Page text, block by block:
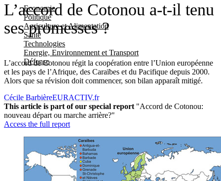
Economie
Politique
Agriculture et Alimentation
Santé
Technologies
Energie, Environnement et Transport
Défense
L’accord de Cotonou a-t-il tenu
ses promesses ?
L’accord de Cotonou régit la coopération entre l’Union européenne
et les pays de l’Afrique, des Caraïbes et du Pacifique depuis 2000.
Alors que sa révision doit commencer, son bilan apparaît mitigé.
Cécile BarbièreEURACTIV.fr
This article is part of our special report "Accord de Cotonou:
nouveau départ ou marche arrière?"
Access the full report